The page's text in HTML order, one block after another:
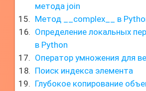
метода join
Метод __complex__ в
Определение локальных
в Python
Оператор умножения для
Поиск индекса элемента
Глубокое копирование